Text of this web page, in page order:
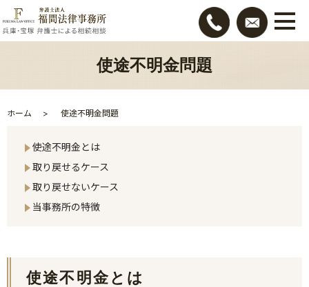
使途不明金問題
ホーム 使途不明金問題
使途不明金とは
取り戻せるケース
取り戻せないケース
当事務所の特徴
使途不明金とは